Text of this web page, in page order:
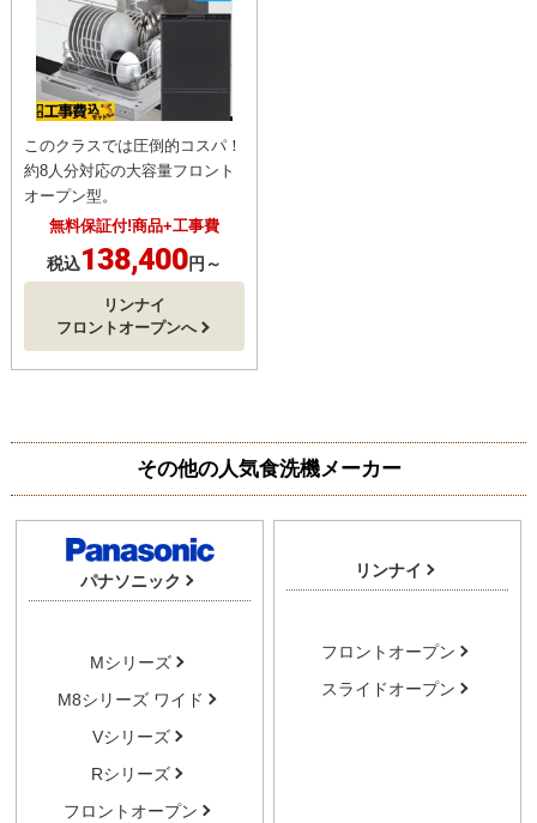
このクラスでは圧倒的コスパ！
約8人分対応の大容量フロント
オープン型。
無料保証付!商品+工事費
税込138,400円～
リンナイ
フロントオープンへ
その他の人気食洗機メーカー
パナソニック
Mシリーズ
M8シリーズ ワイド
Vシリーズ
Rシリーズ
フロントオープン
リンナイ
フロントオープン
スライドオープン